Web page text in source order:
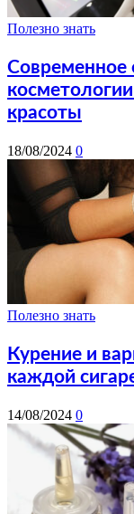
Полезно знать
Современное
красоты
18/08/2024 0
Полезно знать
Курение и
каждой
14/08/2024 0